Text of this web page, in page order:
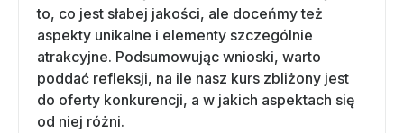
to, co jest słabej jakości, ale doceńmy też
aspekty unikalne i elementy szczególnie
atrakcyjne. Podsumowując wnioski, warto
poddać refleksji, na ile nasz kurs zbliżony jest
do oferty konkurencji, a w jakich aspektach się
od niej różni.